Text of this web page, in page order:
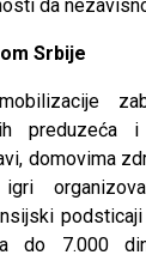
da
Srbije
preduzeća i
domovima
do 7.000